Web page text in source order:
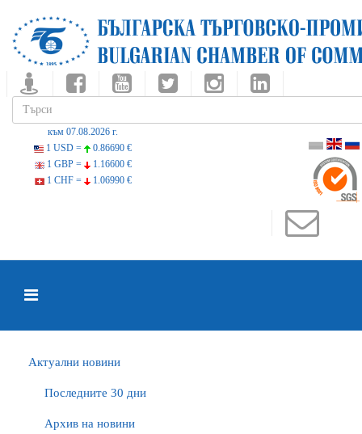
към 07.08.2026 г.
1 USD =
0.86690 €
1 GBP =
1.16600 €
1 CHF =
1.06990 €
Актуални новини
Последните 30 дни
Архив на новини